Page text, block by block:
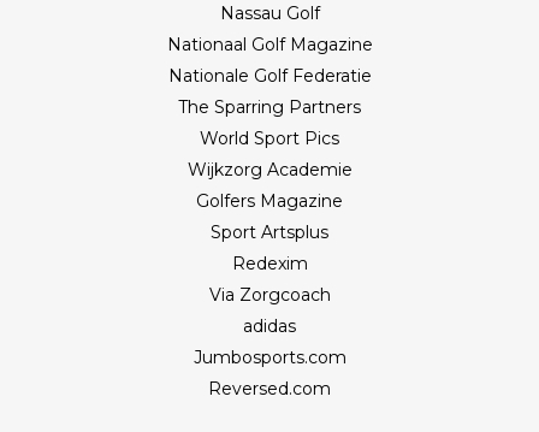
Nassau Golf
Nationaal Golf Magazine
Nationale Golf Federatie
The Sparring Partners
World Sport Pics
Wijkzorg Academie
Golfers Magazine
Sport Artsplus
Redexim
Via Zorgcoach
adidas
Jumbosports.com
Reversed.com